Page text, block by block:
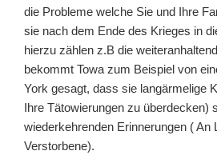
die Probleme welche Sie und Ihre
sie nach dem Ende des Krieges in
hierzu zählen z.B die
bekommt Towa zum Beispiel von
York gesagt, dass sie langärmelige
Ihre Tätowierungen zu überdecken)
wiederkehrenden Erinnerungen ( An
Verstorbene).